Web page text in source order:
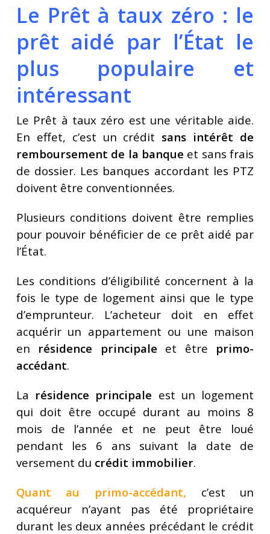
Le Prêt à taux zéro : le
prêt aidé par l’État le
plus populaire et
intéressant
Le Prêt à taux zéro est une véritable aide.
En effet, c’est un crédit sans intérêt de
remboursement de la banque et sans frais
de dossier. Les banques accordant les PTZ
doivent être conventionnées.
Plusieurs conditions doivent être remplies
pour pouvoir bénéficier de ce prêt aidé par
l’État.
Les conditions d’éligibilité concernent à la
fois le type de logement ainsi que le type
d’emprunteur. L’acheteur doit en effet
acquérir un appartement ou une maison
en résidence principale et être primo-
accédant.
La résidence principale est un logement
qui doit être occupé durant au moins 8
mois de l’année et ne peut être loué
pendant les 6 ans suivant la date de
versement du crédit immobilier.
Quant au primo-accédant,
c’est un
acquéreur n’ayant pas été propriétaire
durant les deux années précédant le crédit